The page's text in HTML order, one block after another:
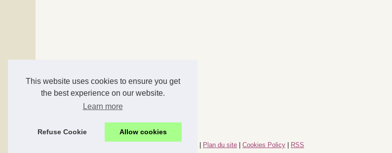
This website uses cookies to ensure you get
the best experience on our website.
Learn more
Refuse Cookie Allow cookies
Plan du site Cookies Policy
RSS